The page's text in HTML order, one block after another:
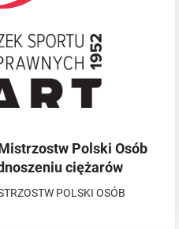
Polski Osób
ciężarów
POLSKI OSÓB